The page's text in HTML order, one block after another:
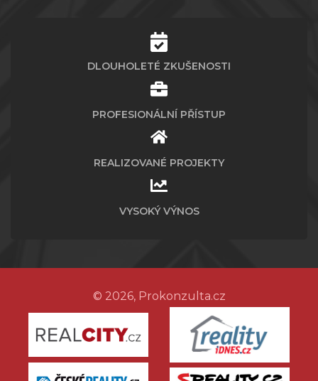
DLOUHOLETÉ ZKUŠENOSTI
PROFESIONÁLNÍ PŘÍSTUP
REALIZOVANÉ PROJEKTY
VYSOKÝ VÝNOS
© 2026, Prokonzulta.cz